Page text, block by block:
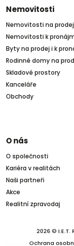
Nemovitosti
Nemovitosti na prodej
Nemovitosti k
Byty na prodej i k
Rodinné domy na
Skladové prostory
Kanceláře
Obchody
O nás
O společnosti
Kariéra v realitách
Naši partneři
Akce
Realitní zpravodaj
2026 © I.E.T.
Ochrana